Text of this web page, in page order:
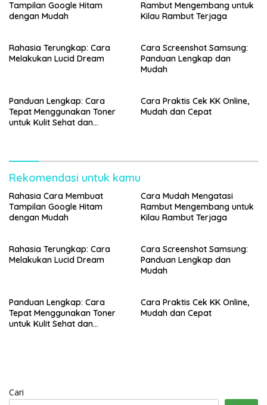
Tampilan Google Hitam
dengan Mudah
Rambut Mengembang untuk
Kilau Rambut Terjaga
Rahasia Terungkap: Cara
Melakukan Lucid Dream
Cara Screenshot Samsung:
Panduan Lengkap dan
Mudah
Panduan Lengkap: Cara
Tepat Menggunakan Toner
untuk Kulit Sehat dan
Cara Praktis Cek KK Online,
Mudah dan Cepat
Rekomendasi untuk kamu
Rahasia Cara Membuat
Tampilan Google Hitam
dengan Mudah
Cara Mudah Mengatasi
Rambut Mengembang untuk
Kilau Rambut Terjaga
Rahasia Terungkap: Cara
Melakukan Lucid Dream
Cara Screenshot Samsung:
Panduan Lengkap dan
Mudah
Panduan Lengkap: Cara
Tepat Menggunakan Toner
untuk Kulit Sehat dan
Cara Praktis Cek KK Online,
Mudah dan Cepat
Cari